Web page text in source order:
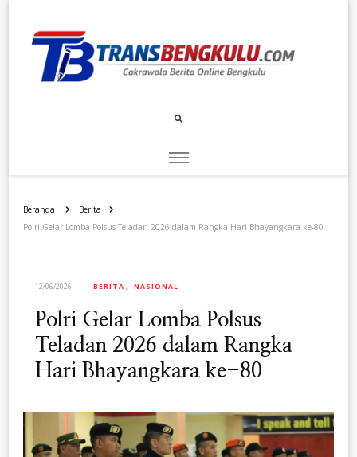
Transbengkulu.com
Beranda
Berita
Polri Gelar Lomba Polsus Teladan 2026 dalam Rangka Hari Bhayangkara ke-80
12/06/2026 BERITA NASIONAL
Polri Gelar Lomba Polsus
Teladan 2026 dalam Rangka
Hari Bhayangkara ke-80